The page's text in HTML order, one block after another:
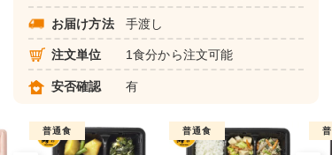
お届け方法 手渡し
注文単位 1食分から注文可能
安否確認 有
普通食 普通食